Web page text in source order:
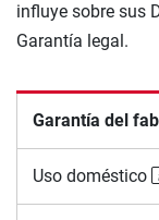
influye sobre sus
Garantía legal.
Garantía del
Uso doméstico